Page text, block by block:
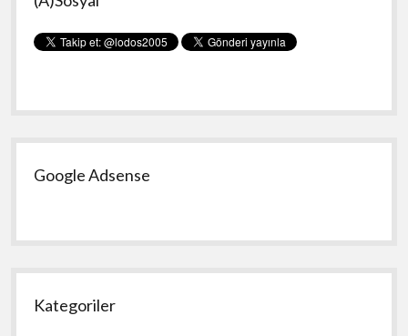
Menü
Google Adsense
Kategoriler